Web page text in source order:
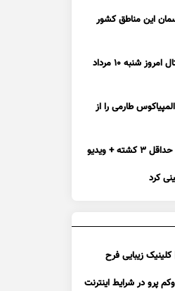
این مناطق کشور
قیمت بیت کوین و ارز‌های دیجیتال امروز شنبه ۱۰ مرداد
طارمی را از
+ ویدیو
کرد
زیبایی فرح
پرو در شرایط اینترنت